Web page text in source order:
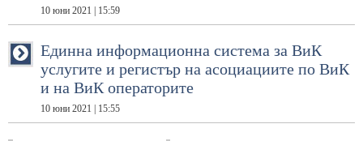
10 юни 2021 | 15:59
Единна информационна система за ВиК
услугите и регистър на асоциациите по ВиК
и на ВиК операторите
10 юни 2021 | 15:55